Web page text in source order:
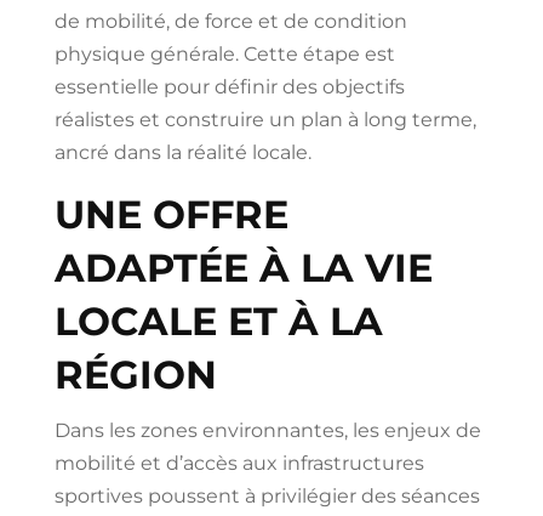
de mobilité, de force et de condition
physique générale. Cette étape est
essentielle pour définir des objectifs
réalistes et construire un plan à long terme,
ancré dans la réalité locale.
UNE OFFRE
ADAPTÉE À LA VIE
LOCALE ET À LA
RÉGION
Dans les zones environnantes, les enjeux de
mobilité et d’accès aux infrastructures
sportives poussent à privilégier des séances